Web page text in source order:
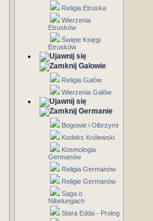
Religia Etruska
Wierzenia
Etrusków
Święte Księgi
Etrusków
Galowie
Religia Galów
Wierzenia Galów
Germanie
Bogowie i Olbrzymi
Kodeks Królewski
Kosmologia
Germanów
Religia Germanów
Religie Germanów
Saga o
Nibelungach
Stara Edda - Prolog